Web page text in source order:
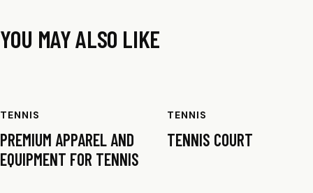
YOU MAY ALSO LIKE
TENNIS
PREMIUM APPAREL AND
EQUIPMENT FOR TENNIS
TENNIS
TENNIS COURT